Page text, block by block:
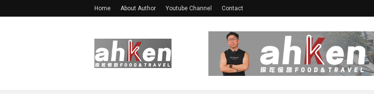
Home About Author Youtube Channel Contact